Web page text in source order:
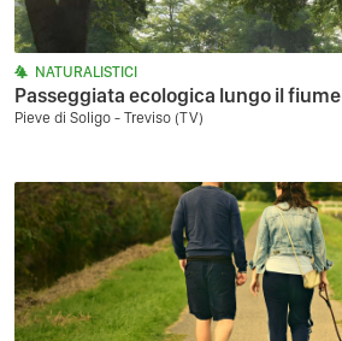
NATURALISTICI
Passeggiata ecologica lungo il fiume
Pieve di Soligo - Treviso (TV)